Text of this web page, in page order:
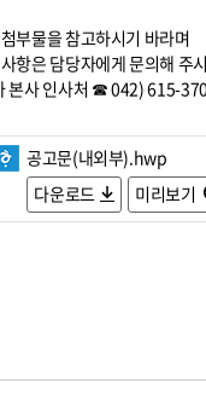
부물을 참고하시기 바라며
항은 담당자에게 문의해 주
본사 인사처 ☎ 042) 615-
공고문(내외부).hwp
다운로드
미리보기